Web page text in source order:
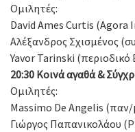
Ομιλητές:
David Ames Curtis
Αλέξανδρος Σχισμένος
Yavor Tarinski
20:30 Κοινά αγαθά &
Ομιλητές:
Massimo De Angelis (παν/
Γιώργος Παπανικολάου